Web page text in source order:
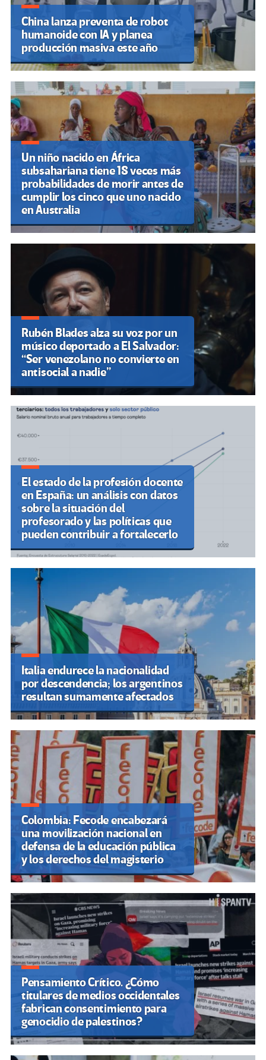
China lanza preventa de robot
humanoide con IA y planea
producción masiva este año
Un niño nacido en África
subsahariana tiene 18 veces más
probabilidades de morir antes de
cumplir los cinco que uno nacido
en Australia
Rubén Blades alza su voz por un
músico deportado a El Salvador:
“Ser venezolano no convierte en
antisocial a nadie”
El estado de la profesión docente
en España: un análisis con datos
sobre la situación del
profesorado y las políticas que
pueden contribuir a fortalecerlo
Italia endurece la nacionalidad
por descendencia; los argentinos
resultan sumamente afectados
Colombia: Fecode encabezará
una movilización nacional en
defensa de la educación pública
y los derechos del magisterio
Pensamiento Crítico. ¿Cómo
titulares de medios occidentales
fabrican consentimiento para
genocidio de palestinos?